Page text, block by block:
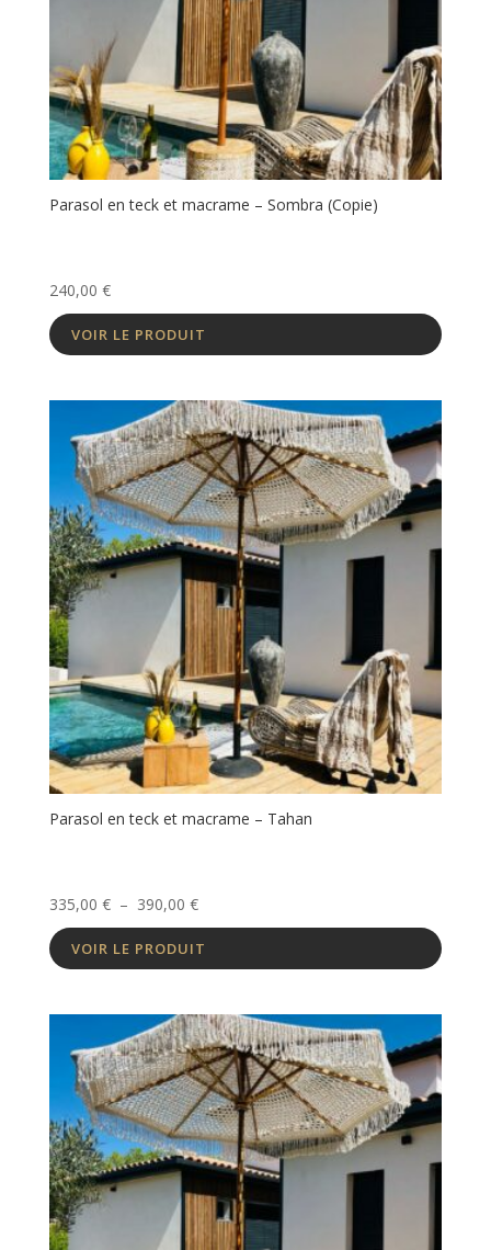
Parasol en teck et macrame – Sombra (Copie)
240,00 €
VOIR LE PRODUIT
Parasol en teck et macrame – Tahan
335,00 € – 390,00 €Plage
de
prix :
390,00 €
VOIR LE PRODUIT